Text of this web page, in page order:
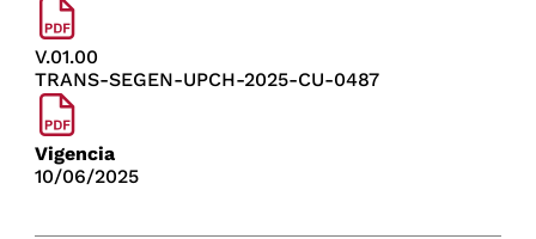
V.01.00
TRANS-SEGEN-UPCH-2025-CU-0487
Vigencia
10/06/2025